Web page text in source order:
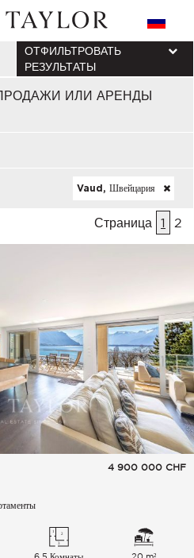
ИЛИ АРЕНДЫ
ОТФИЛЬТРОВАТЬ
РЕЗУЛЬТАТЫ
Vaud, Швейцария
Страница 1 2
4 900 000 CHF
6.5 Комнаты 20 m²